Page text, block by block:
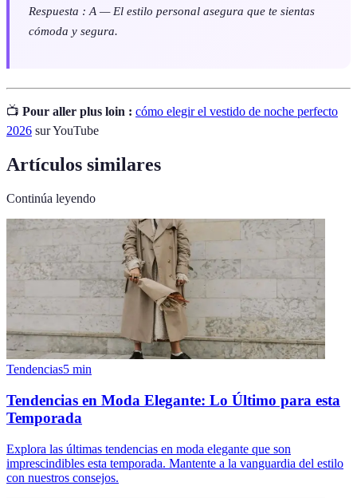
Respuesta : A — El estilo personal asegura que te sientas
cómoda y segura.
📺 Pour aller plus loin : cómo elegir el vestido de noche perfecto
2026 sur YouTube
Artículos similares
Continúa leyendo
Tendencias5 min
Tendencias en Moda Elegante: Lo Último para esta
Temporada
Explora las últimas tendencias en moda elegante que son
imprescindibles esta temporada. Mantente a la vanguardia del estilo
con nuestros consejos.